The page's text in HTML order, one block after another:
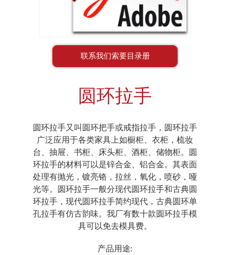
联系我们索要目录册
圆环拉手
圆环拉手又叫圆环把手或戒指拉手，圆环拉手
广泛应用于各类家具上如橱柜、衣柜，梳妆
台、抽屉、书柜、床头柜、酒柜、储物柜。圆
环拉手的材料可以是锌合金、铝合金。其表面
处理有抛光，镀亮铬，拉丝，氧化，喷砂，哑
光等。圆环拉手一般分现代圆环拉手和古典圆
环拉手，现代圆环拉手简约现代，古典圆环单
孔拉手有仿古韵味。我厂有数十款圆环拉手模
具可以免去模具费。
产品用途: